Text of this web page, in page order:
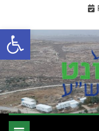
Open toolbar
content
ביו"ש
גוש עציון והר חברון